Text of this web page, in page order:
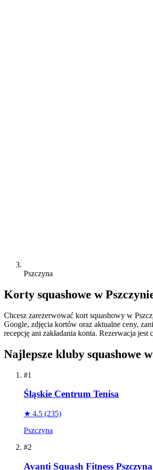
Pszczyna
Korty squashowe w
Chcesz zarezerwować kort squashowy w
Google, zdjęcia kortów oraz aktualne ceny,
recepcję ani zakładania konta. Rezerwacja
Najlepsze kluby squashowe
#1
Śląskie Centrum Tenisa
★ 4.5 (235)
Pszczyna
#2
Avanti Squash Fitness Pszczyna